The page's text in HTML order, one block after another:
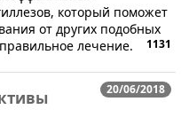
который поможет
от других подобных
лечение.
1131
20/06/2018